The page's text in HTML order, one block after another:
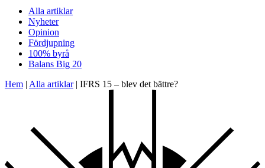
Alla artiklar
Nyheter
Opinion
Fördjupning
100% byrå
Balans Big 20
Hem | Alla artiklar| IFRS 15 – blev det bättre?